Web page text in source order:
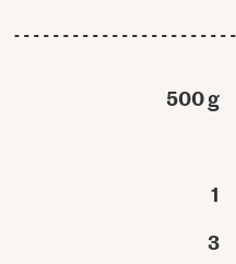
500 g
1
3